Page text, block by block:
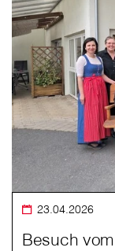
23.04.2026
Besuch